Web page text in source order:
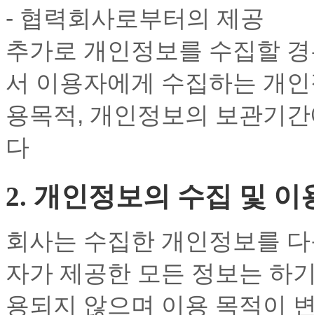
- 협력회사로부터의 제공
추가로 개인정보를 수집할
서 이용자에게 수집하는 개
용목적, 개인정보의 보관기
다
2. 개인정보의 수집 및 이
회사는 수집한 개인정보를
자가 제공한 모든 정보는 하
용되지 않으며 이용 목적이